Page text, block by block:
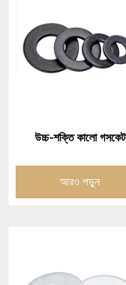
উচ্চ-শক্তি কালো গসকেট
আরও পড়ুন